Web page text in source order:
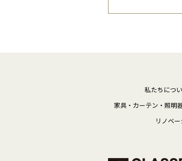
私たちにつ
家具・カーテン・照明
リノベ